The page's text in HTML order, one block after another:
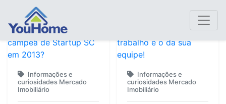
Informações e
curiosidades Mercado
Imobiliário
Informações e
curiosidades Mercado
Imobiliário